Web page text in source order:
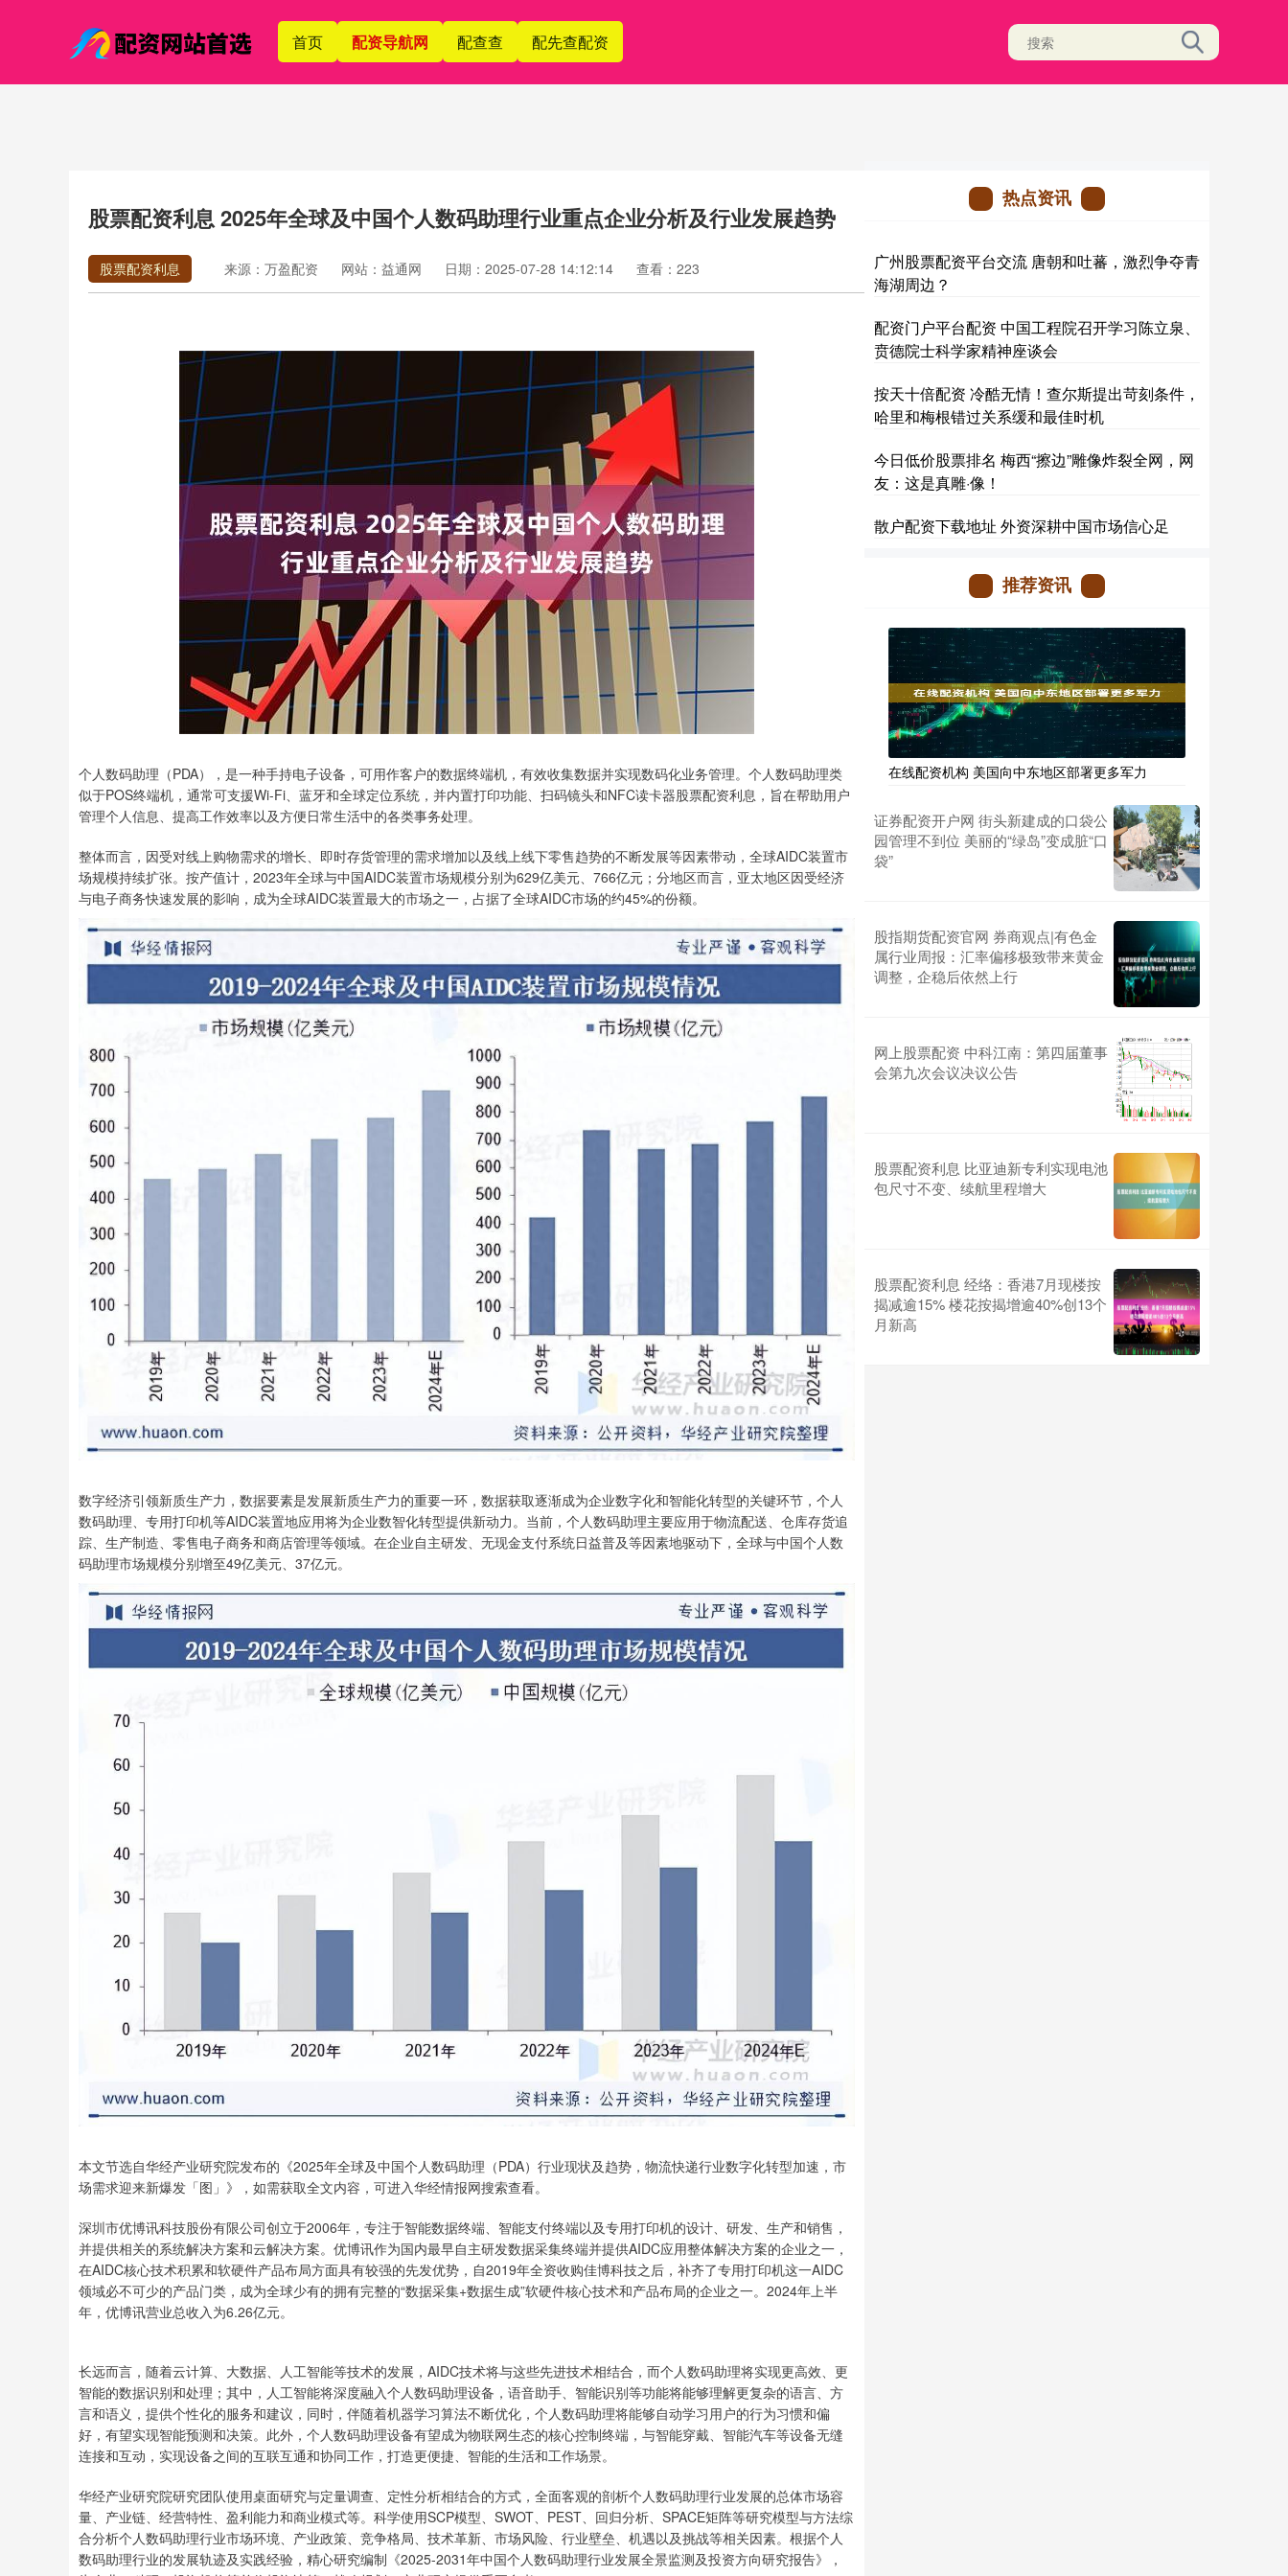
首页 配资导航网 配查查 配先查配资
股票配资利息 2025年全球及中国个人数码助理行业重点企业分析及行业发展趋势
股票配资利息 来源：万盈配资 网站：益通网 日期：2025-07-28 14:12:14 查看：223
个人数码助理（PDA），是一种手持电子设备，可用作客户的数据终端机，有效收集数据并实现数码化业务管理。个人数码助理类
似于POS终端机，通常可支援Wi-Fi、蓝牙和全球定位系统，并内置打印功能、扫码镜头和NFC读卡器股票配资利息，旨在帮助用户
管理个人信息、提高工作效率以及方便日常生活中的各类事务处理。
整体而言，因受对线上购物需求的增长、即时存货管理的需求增加以及线上线下零售趋势的不断发展等因素带动，全球AIDC装置市
场规模持续扩张。按产值计，2023年全球与中国AIDC装置市场规模分别为629亿美元、766亿元；分地区而言，亚太地区因受经济
与电子商务快速发展的影响，成为全球AIDC装置最大的市场之一，占据了全球AIDC市场的约45%的份额。
数字经济引领新质生产力，数据要素是发展新质生产力的重要一环，数据获取逐渐成为企业数字化和智能化转型的关键环节，个人
数码助理、专用打印机等AIDC装置地应用将为企业数智化转型提供新动力。当前，个人数码助理主要应用于物流配送、仓库存货追
踪、生产制造、零售电子商务和商店管理等领域。在企业自主研发、无现金支付系统日益普及等因素地驱动下，全球与中国个人数
码助理市场规模分别增至49亿美元、37亿元。
本文节选自华经产业研究院发布的《2025年全球及中国个人数码助理（PDA）行业现状及趋势，物流快递行业数字化转型加速，市
场需求迎来新爆发「图」》，如需获取全文内容，可进入华经情报网搜索查看。
深圳市优博讯科技股份有限公司创立于2006年，专注于智能数据终端、智能支付终端以及专用打印机的设计、研发、生产和销售，
并提供相关的系统解决方案和云解决方案。优博讯作为国内最早自主研发数据采集终端并提供AIDC应用整体解决方案的企业之一，
在AIDC核心技术积累和软硬件产品布局方面具有较强的先发优势，自2019年全资收购佳博科技之后，补齐了专用打印机这一AIDC
领域必不可少的产品门类，成为全球少有的拥有完整的“数据采集+数据生成”软硬件核心技术和产品布局的企业之一。2024年上半
年，优博讯营业总收入为6.26亿元。
长远而言，随着云计算、大数据、人工智能等技术的发展，AIDC技术将与这些先进技术相结合，而个人数码助理将实现更高效、更
智能的数据识别和处理；其中，人工智能将深度融入个人数码助理设备，语音助手、智能识别等功能将能够理解更复杂的语言、方
言和语义，提供个性化的服务和建议，同时，伴随着机器学习算法不断优化，个人数码助理将能够自动学习用户的行为习惯和偏
好，有望实现智能预测和决策。此外，个人数码助理设备有望成为物联网生态的核心控制终端，与智能穿戴、智能汽车等设备无缝
连接和互动，实现设备之间的互联互通和协同工作，打造更便捷、智能的生活和工作场景。
华经产业研究院研究团队使用桌面研究与定量调查、定性分析相结合的方式，全面客观的剖析个人数码助理行业发展的总体市场容
量、产业链、经营特性、盈利能力和商业模式等。科学使用SCP模型、SWOT、PEST、回归分析、SPACE矩阵等研究模型与方法综
合分析个人数码助理行业市场环境、产业政策、竞争格局、技术革新、市场风险、行业壁垒、机遇以及挑战等相关因素。根据个人
数码助理行业的发展轨迹及实践经验，精心研究编制《2025-2031年中国个人数码助理行业发展全景监测及投资方向研究报告》，
热点资讯
广州股票配资平台交流 唐朝和吐蕃，激烈争夺青
海湖周边？
配资门户平台配资 中国工程院召开学习陈立泉、
贲德院士科学家精神座谈会
按天十倍配资 冷酷无情！查尔斯提出苛刻条件，
哈里和梅根错过关系缓和最佳时机
今日低价股票排名 梅西“擦边”雕像炸裂全网，网
友：这是真雕·像！
散户配资下载地址 外资深耕中国市场信心足
推荐资讯
在线配资机构 美国向中东地区部署更多军力
证券配资开户网 街头新建成的口袋公
园管理不到位 美丽的“绿岛”变成脏“口
袋”
股指期货配资官网 券商观点|有色金
属行业周报：汇率偏移极致带来黄金
调整，企稳后依然上行
网上股票配资 中科江南：第四届董事
会第九次会议决议公告
股票配资利息 比亚迪新专利实现电池
包尺寸不变、续航里程增大
股票配资利息 经络：香港7月现楼按
揭减逾15% 楼花按揭增逾40%创13个
月新高